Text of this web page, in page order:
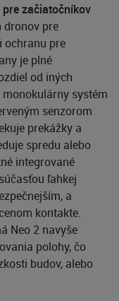
začiatočníkov
dronov pre
ochranu pre
je plné
od iných
systém
senzorom
prekážky a
spredu alebo
integrované
ľahkej
a
kontakte.
Neo 2 navyše
polohy, čo
budov, alebo